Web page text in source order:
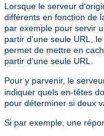
Lorsque le serveur
différents en fonction de
par exemple pour servir
partir d'une seule URL,
permet de mettre en
partir d'une seule URL.
Pour y parvenir, le
indiquer quels en-têtes
pour déterminer si deux
Si par exemple, une